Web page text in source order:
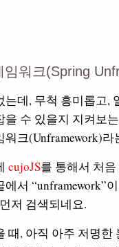
임워크(Spring
는데, 무척 흥미롭고,
을 수 있을지 지켜보
워크(Unframework)라
cujoJS를 통해서 처
서 “unframework”
저 검색되네요.
때, 아직 아주 저명한